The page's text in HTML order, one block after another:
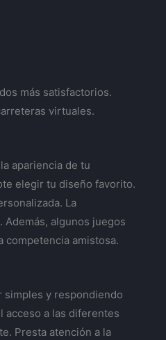
más satisfactorios.
virtuales.
apariencia de tu
elegir tu diseño favorito.
La
algunos juegos
amistosa.
simples y respondiendo
acceso a las diferentes
Presta atención a la